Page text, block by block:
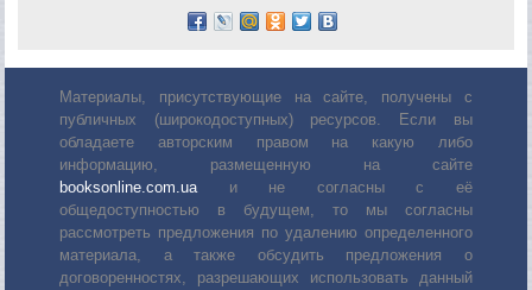
Материалы, присутствующие на сайте, получены с
публичных (широкодоступных) ресурсов. Если вы
обладаете авторским правом на какую либо
информацию, размещенную на сайте
booksonline.com.uaи не согласны с её
общедоступностью в будущем, то мы согласны
рассмотреть предложения по удалению определенного
материала, а также обсудить предложения о
договоренностях, разрешающих использовать данный